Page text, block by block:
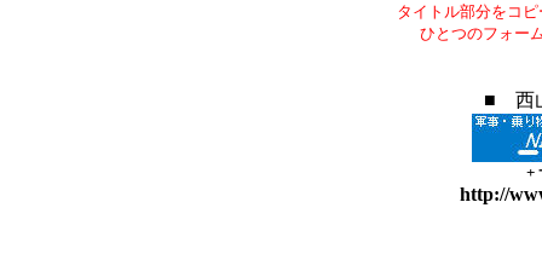
タイトル部分をコ
ひとつのフォー
■ 西
+
http://